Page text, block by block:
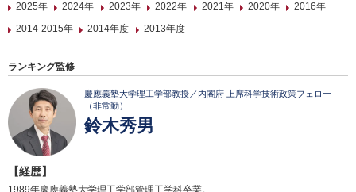
2025年
2024年 2023年 2022年 2021年 2020年
2016年
2014-2015年
2014年度 2013年度
ランキング監修
慶應義塾大学理工学部教授／内閣府 上席科学技術政策フェロー
（非常勤）
鈴木秀男
【経歴】
1989年慶應義塾大学理工学部管理工学科卒業。